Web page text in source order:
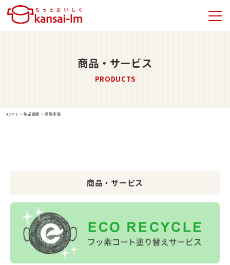
商品・サービス
PRODUCTS
HOME >製品情報 >調理家電
商品・サービス